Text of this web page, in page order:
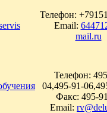
Телефон:
Email:
mail.ru
Телефон:
04,495-91-
Факс: 495-
Email: